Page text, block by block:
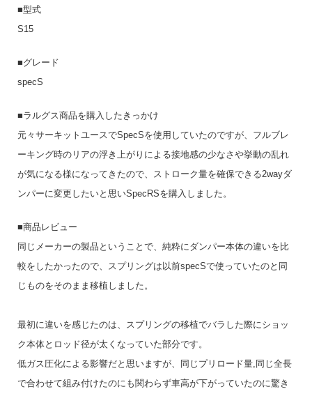
■型式
S15
■グレード
specS
■ラルグス商品を購入したきっかけ
元々サーキットユースでSpecSを使用していたのですが、フルブレ
ーキング時のリアの浮き上がりによる接地感の少なさや挙動の乱れ
が気になる様になってきたので、ストローク量を確保できる2wayダ
ンパーに変更したいと思いSpecRSを購入しました。
■商品レビュー
同じメーカーの製品ということで、純粋にダンパー本体の違いを比
較をしたかったので、スプリングは以前specSで使っていたのと同
じものをそのまま移植しました。
最初に違いを感じたのは、スプリングの移植でバラした際にショッ
ク本体とロッド径が太くなっていた部分です。
低ガス圧化による影響だと思いますが、同じプリロード量,同じ全長
で合わせて組み付けたのにも関わらず車高が下がっていたのに驚き